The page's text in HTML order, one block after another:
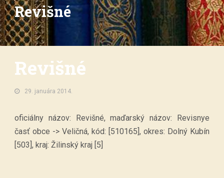
Revišné
Revišné
29. januára 2014.
oficiálny názov: Revišné, maďarský názov: Revisnye
časť obce -> Veličná, kód: [510165], okres: Dolný Kubín
[503], kraj: Žilinský kraj [5]